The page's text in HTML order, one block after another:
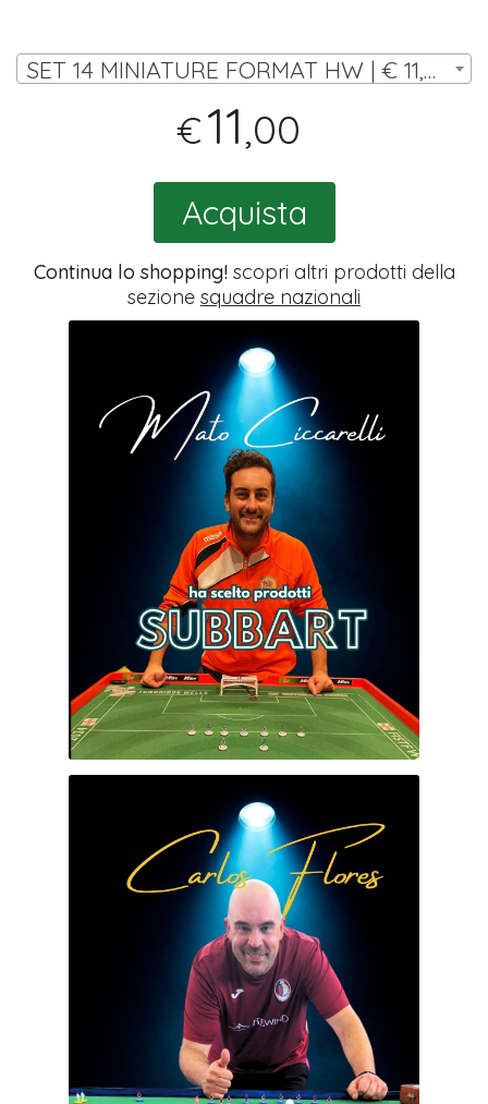
SET 14 MINIATURE FORMAT HW | € 11,00
€11,00
Acquista
Continua lo shopping!scopri altri prodotti della
sezione squadre nazionali